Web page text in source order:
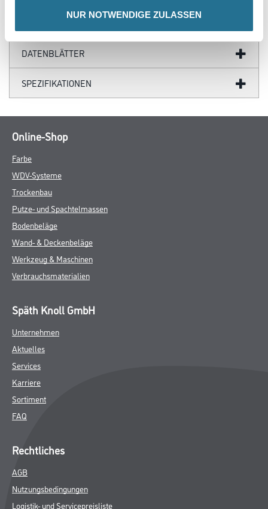
NUR NOTWENDIGE ZULASSEN
DATENBLÄTTER
SPEZIFIKATIONEN
Online-Shop
Farbe
WDV-Systeme
Trockenbau
Putze- und Spachtelmassen
Bodenbeläge
Wand- & Deckenbeläge
Werkzeug & Maschinen
Verbrauchsmaterialien
Späth Knoll GmbH
Unternehmen
Aktuelles
Services
Karriere
Sortiment
FAQ
Rechtliches
AGB
Nutzungsbedingungen
Logistik- und Servicepreisliste